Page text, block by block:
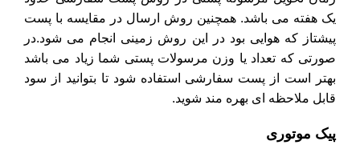
یک هفته می باشد. همچنین روش ارسال در مقایسه با پست
پیشتاز که هوایی بود در این روش زمینی انجام می شود.در
صورتی که تعداد یا وزن مرسولات پستی شما زیاد می باشد
بهتر است از پست سفارشی استفاده شود تا بتوانید از سود
قابل ملاحظه ای بهره مند شوید.
پیک موتوری